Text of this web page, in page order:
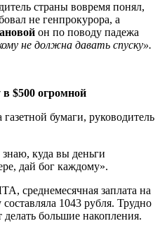
страны вовремя понял,
не генпрокурора, а
он по поводу падежа
не должна давать спуску».
$500 огромной
бумаги, руководитель
куда вы деньги
дай бог каждому».
среднемесячная заплата на
1043 рубля. Трудно
делать большие накопления.